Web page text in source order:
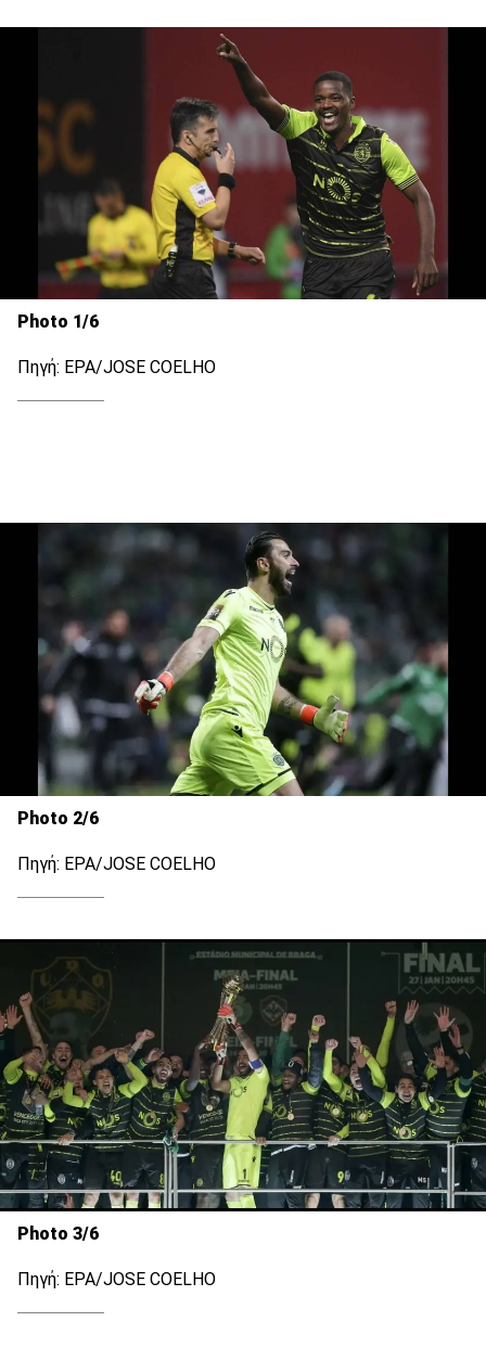
Photo 1/6
Πηγή: EPA/JOSE COELHO
Photo 2/6
Πηγή: EPA/JOSE COELHO
Photo 3/6
Πηγή: EPA/JOSE COELHO